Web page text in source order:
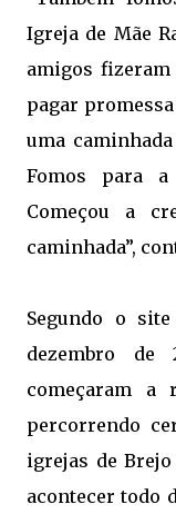
Igreja de Mãe
amigos
pagar
uma
Fomos para
Começou a
caminhada”,
Segundo o
dezembro de
começaram a
percorrendo
igrejas de
acontecer todo